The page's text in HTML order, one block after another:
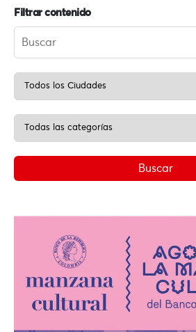
Filtrar contenido